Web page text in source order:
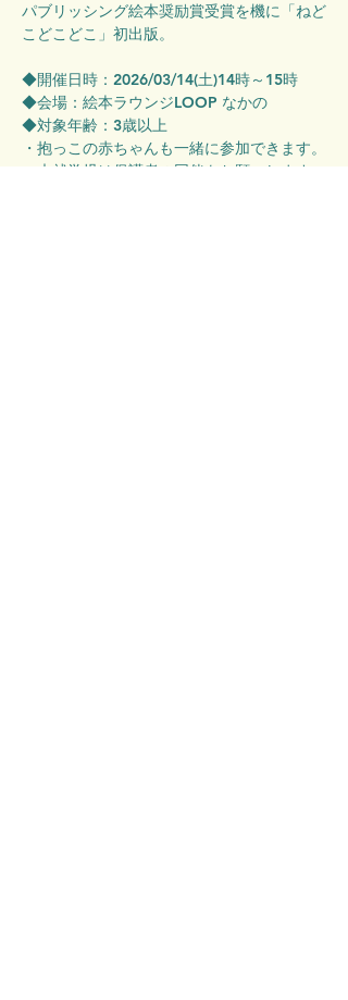
パブリッシング絵本奨励賞受賞を機に「ねど
こどこどこ」初出版。
◆開催日時：2026/03/14(土)14時～15時
◆会場：絵本ラウンジLOOP なかの
◆対象年齢：3歳以上
・抱っこの赤ちゃんも一緒に参加できます。
・未就学児は保護者の同伴をお願いします。